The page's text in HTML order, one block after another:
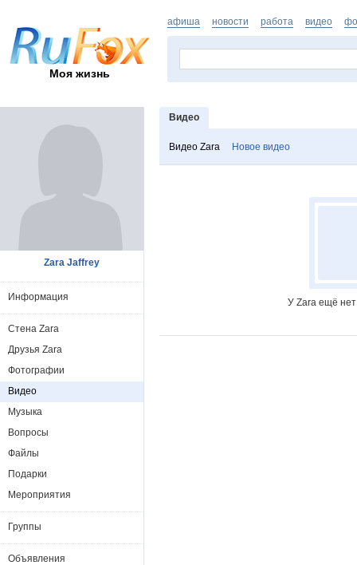
Моя жизнь
афиша новости работа видео
Видео
Видео Zara Новое видео
У Zara ещё
Zara Jaffrey
Информация
Стена Zara
Друзья Zara
Фотографии
Видео
Музыка
Вопросы
Файлы
Подарки
Мероприятия
Группы
Объявления